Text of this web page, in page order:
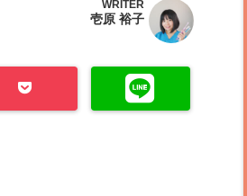
WRITER
壱原 裕子